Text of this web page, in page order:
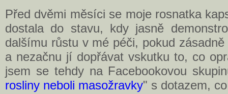
Před dvěmi měsíci se moje rosnatka
dostala do stavu, kdy jasně
dalšímu růstu v mé péči, pokud
a nezačnu jí dopřávat vskutku to, co
jsem se tehdy na Facebookovou
rosliny neboli masožravky" s dotazem,